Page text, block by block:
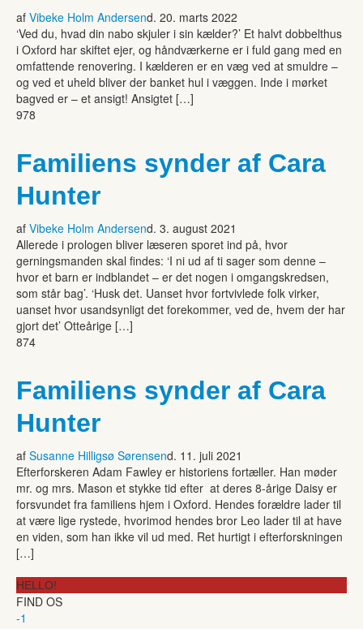
af Vibeke Holm Andersend. 20. marts 2022
‘Ved du, hvad din nabo skjuler i sin kælder?’ Et halvt dobbelthus
i Oxford har skiftet ejer, og håndværkerne er i fuld gang med en
omfattende renovering. I kælderen er en væg ved at smuldre –
og ved et uheld bliver der banket hul i væggen. Inde i mørket
bagved er – et ansigt! Ansigtet […]
978
Familiens synder af Cara
Hunter
af Vibeke Holm Andersend. 3. august 2021
Allerede i prologen bliver læseren sporet ind på, hvor
gerningsmanden skal findes: ‘I ni ud af ti sager som denne –
hvor et barn er indblandet – er det nogen i omgangskredsen,
som står bag’. ‘Husk det. Uanset hvor fortvivlede folk virker,
uanset hvor usandsynligt det forekommer, ved de, hvem der har
gjort det’ Otteårige […]
874
Familiens synder af Cara
Hunter
af Susanne Hilligsø Sørensend. 11. juli 2021
Efterforskeren Adam Fawley er historiens fortæller. Han møder
mr. og mrs. Mason et stykke tid efter at deres 8-årige Daisy er
forsvundet fra familiens hjem i Oxford. Hendes forældre lader til
at være lige rystede, hvorimod hendes bror Leo lader til at have
en viden, som han ikke vil ud med. Ret hurtigt i efterforskningen
[…]
HELLO!
FIND OS
-1